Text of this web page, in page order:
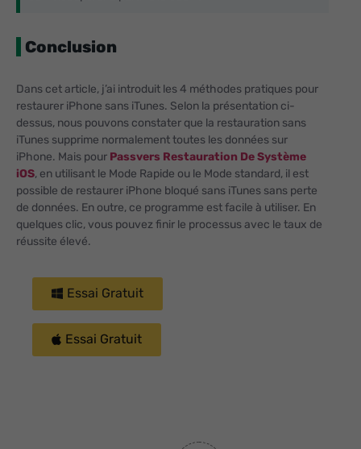
Conclusion
Dans cet article, j’ai introduit les 4 méthodes pratiques pour
restaurer iPhone sans iTunes. Selon la présentation ci-
dessus, nous pouvons constater que la restauration sans
iTunes supprime normalement toutes les données sur
iPhone. Mais pour Passvers Restauration De Système
iOS, en utilisant le Mode Rapide ou le Mode standard, il est
possible de restaurer iPhone bloqué sans iTunes sans perte
de données. En outre, ce programme est facile à utiliser. En
quelques clic, vous pouvez finir le processus avec le taux de
réussite élevé.
Essai Gratuit
Essai Gratuit